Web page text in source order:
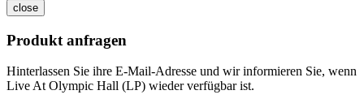
close
Produkt anfragen
Hinterlassen Sie ihre E-Mail-Adresse und wir informieren Sie, wenn
Live At Olympic Hall (LP) wieder verfügbar ist.